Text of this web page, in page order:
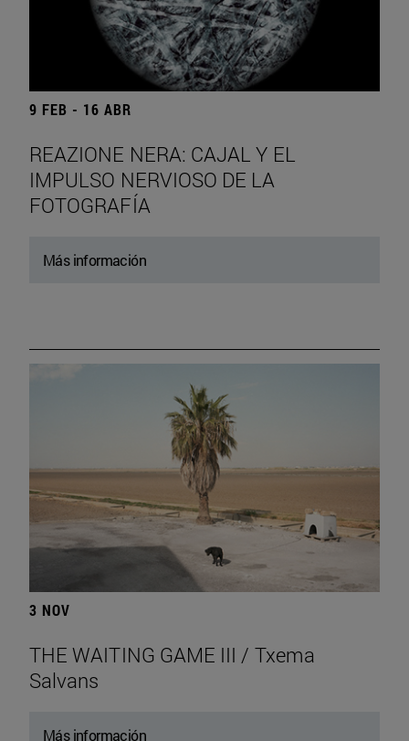
9 FEB - 16 ABR
REAZIONE NERA: CAJAL Y EL
IMPULSO NERVIOSO DE LA
FOTOGRAFÍA
Más información
3 NOV
THE WAITING GAME III / Txema
Salvans
Más información